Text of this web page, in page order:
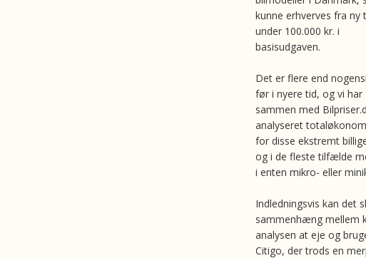
kunne erhverves fra ny
under 100.000 kr. i
basisudgaven.
Det er flere end
før i nyere tid, og vi har
sammen med
analyseret
for disse ekstremt
og i de fleste tilfælde
i enten mikro- eller
Indledningsvis kan det
sammenhæng mellem
analysen at eje og
Citigo, der trods en